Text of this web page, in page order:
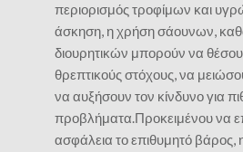
περιορισμός τροφίμων και
άσκηση, η χρήση σάουνων,
διουρητικών μπορούν να
θρεπτικούς στόχους, να
να αυξήσουν τον κίνδυνο για
προβλήματα.Προκειμένου να
ασφάλεια το επιθυμητό